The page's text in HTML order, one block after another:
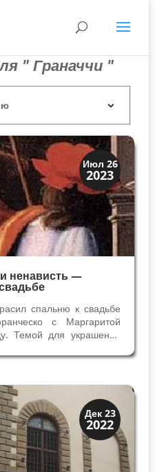
" Граначчи "
Июл 26
2023
ненависть —
спальню к свадьбе
с Маргаритой
Темой для украшений
героя,
во...
Дек 23
2022